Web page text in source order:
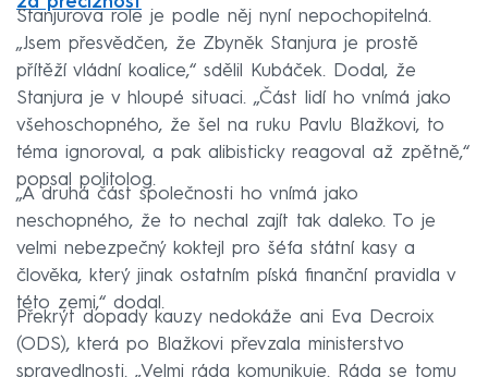
Stanjurova role je podle něj nyní nepochopitelná.
„Jsem přesvědčen, že Zbyněk Stanjura je prostě
přítěží vládní koalice,“ sdělil Kubáček. Dodal, že
Stanjura je v hloupé situaci. „Část lidí ho vnímá jako
všehoschopného, že šel na ruku Pavlu Blažkovi, to
téma ignoroval, a pak alibisticky reagoval až zpětně,“
popsal politolog.
„A druhá část společnosti ho vnímá jako
neschopného, že to nechal zajít tak daleko. To je
velmi nebezpečný koktejl pro šéfa státní kasy a
člověka, který jinak ostatním píská finanční pravidla v
této zemi,“ dodal.
Překrýt dopady kauzy nedokáže ani Eva Decroix
(ODS), která po Blažkovi převzala ministerstvo
spravedlnosti. „Velmi ráda komunikuje. Ráda se tomu